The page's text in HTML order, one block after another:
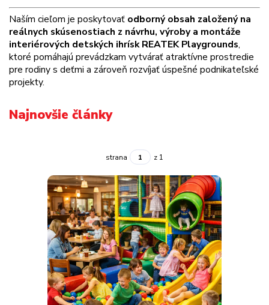
Naším cieľom je poskytovať odborný obsah založený na
reálnych skúsenostiach z návrhu, výroby a montáže
interiérových detských ihrísk REATEK Playgrounds,
ktoré pomáhajú prevádzkam vytvárať atraktívne prostredie
pre rodiny s deťmi a zároveň rozvíjať úspešné podnikateľské
projekty.
Najnovšie články
strana z 1